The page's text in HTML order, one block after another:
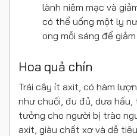
lành niêm mạc và
có thể uống một ly
ong mỗi sáng để
Hoa quả chín
Trái cây ít axit, có hàm
như chuối, đu đủ, dưa
tưởng cho người bị trào
axit, giàu chất xơ và dễ